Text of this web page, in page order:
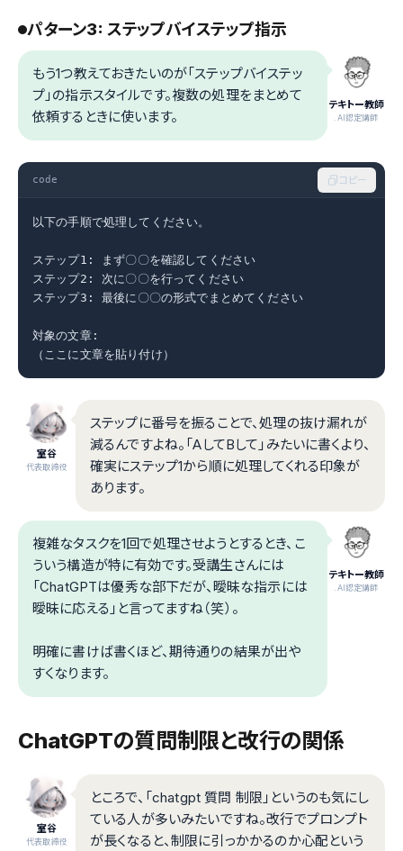
パターン3: ステップバイステップ指示
テキトー教師
.AI認定講師
もう1つ教えておきたいのが「ステップバイステッ
プ」の指示スタイルです。複数の処理をまとめて
依頼するときに使います。
code コピー
以下の手順で処理してください。
ステップ1: まず〇〇を確認してください
ステップ2: 次に〇〇を行ってください
ステップ3: 最後に〇〇の形式でまとめてください
対象の文章:
（ここに文章を貼り付け）
室谷
代表取締役
ステップに番号を振ることで、処理の抜け漏れが
減るんですよね。「AしてBして」みたいに書くより、
確実にステップ1から順に処理してくれる印象が
あります。
テキトー教師
.AI認定講師
複雑なタスクを1回で処理させようとするとき、こ
ういう構造が特に有効です。受講生さんには
「ChatGPTは優秀な部下だが、曖昧な指示には
曖昧に応える」と言ってますね（笑）。
明確に書けば書くほど、期待通りの結果が出や
すくなります。
ChatGPTの質問制限と改行の関係
室谷
代表取締役
ところで、「chatgpt 質問 制限」というのも気にし
ている人が多いみたいですね。改行でプロンプト
が長くなると、制限に引っかかるのか心配という